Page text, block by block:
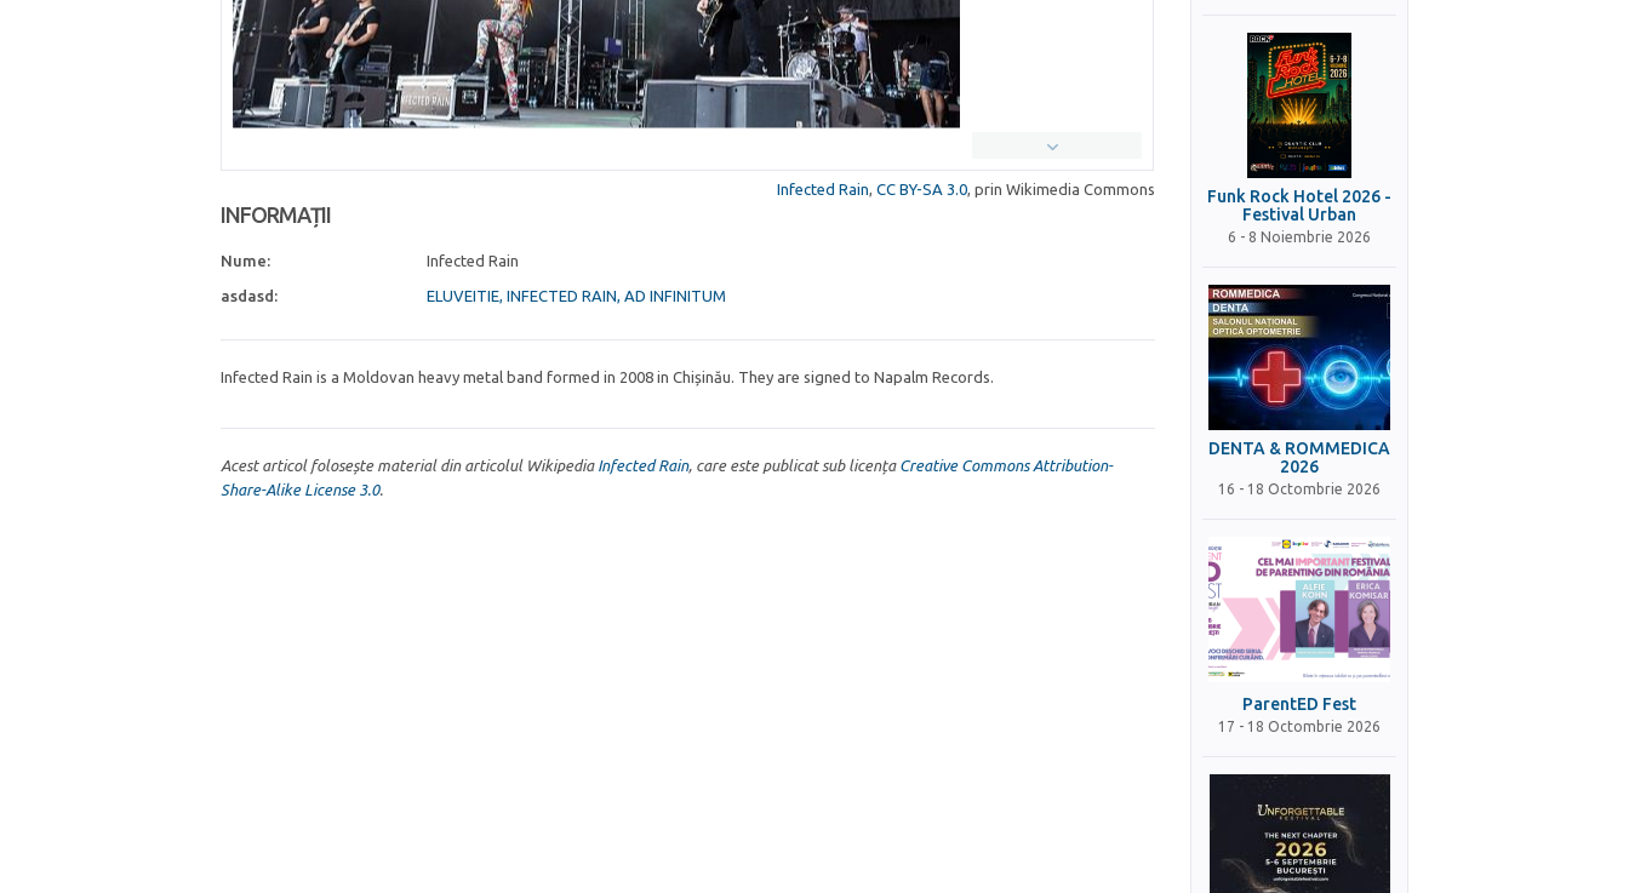
Infected Rain, CC BY-SA 3.0, prin Wikimedia Commons
INFORMAȚII
Nume: Infected Rain
asdasd: ELUVEITIE, INFECTED RAIN, AD INFINITUM
Infected Rain is a Moldovan heavy metal band formed in 2008 in Chișinău. They are signed to Napalm Records.
Acest articol folosește material din articolul Wikipedia Infected Rain, care este publicat sub licența Creative Commons Attribution-
Share-Alike License 3.0.
Funk Rock Hotel 2026 -
Festival Urban
6 - 8 Noiembrie 2026
DENTA & ROMMEDICA
2026
16 - 18 Octombrie 2026
ParentED Fest
17 - 18 Octombrie 2026